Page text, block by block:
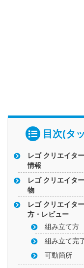
目次(タ
レゴ クリエイタ
情報
レゴ クリエイタ
物
レゴ クリエイタ
方・レビュー
組み立て方
組み立て完
可動箇所